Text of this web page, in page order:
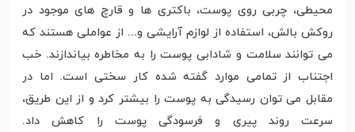
محیطی، چربی روی پوست، باکتری ها و قارچ های موجود در
روکش بالش، استفاده از لوازم آرایشی و... از عواملی هستند که
می توانند سلامت و شادابی پوست را به مخاطره بیاندازند. خب
اجتناب از تمامی موارد گفته شده کار سختی است. اما در
مقابل می توان رسیدگی به پوست را بیشتر کرد و از این طریق،
سرعت روند پیری و فرسودگی پوست را کاهش داد.